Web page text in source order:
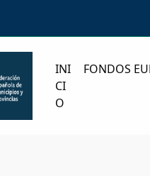
INI
CI
O
FONDOS